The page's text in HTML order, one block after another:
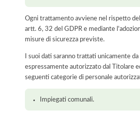
Ogni trattamento avviene nel rispetto
artt. 6, 32 del GDPR e mediante
misure di sicurezza previste.
I suoi dati saranno trattati unicamente
espressamente autorizzato dal Titolare
seguenti categorie di personale
Impiegati comunali.